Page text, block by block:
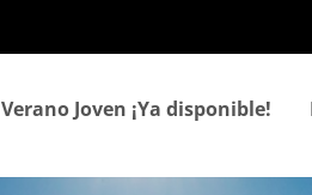
Verano Joven ¡Ya disponible!